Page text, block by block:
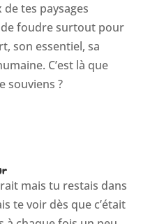
tes paysages
foudre surtout pour
son essentiel, sa
C’est là que
souviens ?
mais tu restais dans
te voir dès que c’était